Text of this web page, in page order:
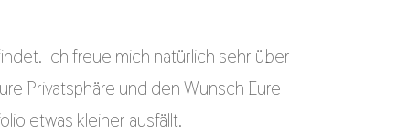
Ich freue mich natürlich sehr über
Privatsphäre und den Wunsch Eure
etwas kleiner ausfällt.